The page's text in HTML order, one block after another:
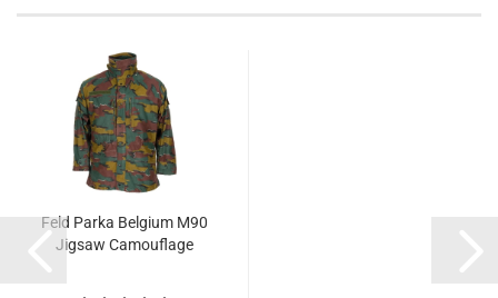
Feld Parka Belgium M90
Jigsaw Camouflage